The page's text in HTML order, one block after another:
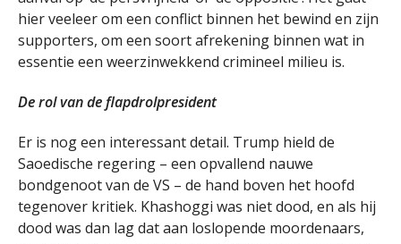
hier veeleer om een conflict binnen het bewind en zijn
supporters, om een soort afrekening binnen wat in
essentie een weerzinwekkend crimineel milieu is.
De rol van de flapdrolpresident
Er is nog een interessant detail. Trump hield de
Saoedische regering – een opvallend nauwe
bondgenoot van de VS – de hand boven het hoofd
tegenover kritiek. Khashoggi was niet dood, en als hij
dood was dan lag dat aan loslopende moordenaars,